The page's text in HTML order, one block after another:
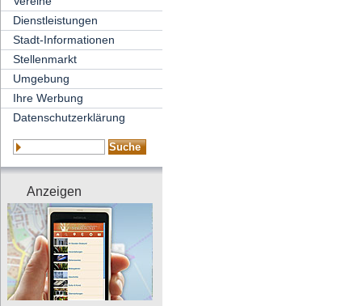
Dienstleistungen
Stadt-Informationen
Stellenmarkt
Umgebung
Ihre Werbung
Datenschutzerklärung
Anzeigen